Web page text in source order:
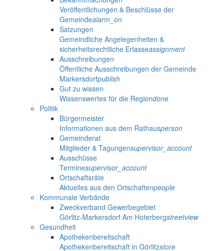
Veröffentlichungen & Beschlüsse der
Gemeindealarm_on
Satzungen
Gemeindliche Angelegenheiten &
sicherheitsrechtliche Erlasseassignment
Ausschreibungen
Öffentliche Ausschreibungen der Gemeinde
Markersdorfpublish
Gut zu wissen
Wissenswertes für die Regiondone
Politik
Bürgermeister
Informationen aus dem Rathausperson
Gemeinderat
Mitglieder & Tagungensupervisor_account
Ausschüsse
Terminesupervisor_account
Ortschaftsräte
Aktuelles aus den Ortschaftenpeople
Kommunale Verbände
Zweckverband Gewerbegebiet
Görlitz-Markersdorf Am Hoterbergstreetview
Gesundheit
Apothekenbereitschaft
Apothekenbereitschaft in Görlitzstore